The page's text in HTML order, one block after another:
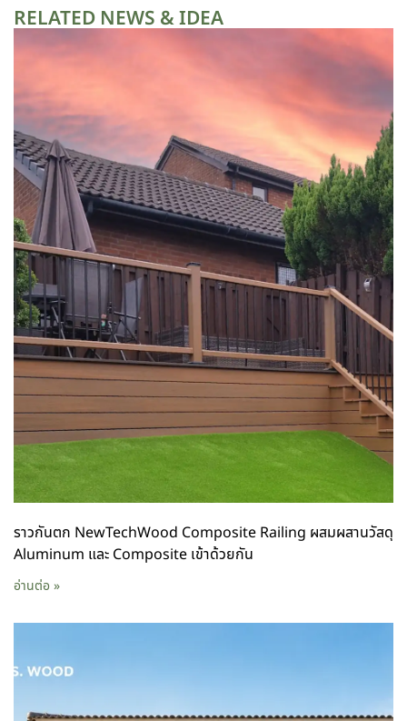
RELATED NEWS & IDEA
ราวกันตก NewTechWood Composite Railing ผสมผสานวัสดุ
Aluminum และ Composite เข้าด้วยกัน
อ่านต่อ »